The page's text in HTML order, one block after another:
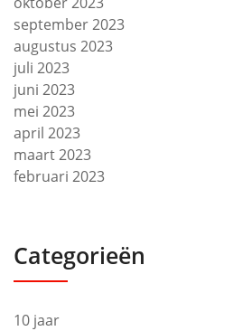
september 2023
augustus 2023
juli 2023
juni 2023
mei 2023
april 2023
maart 2023
februari 2023
Categorieën
10 jaar